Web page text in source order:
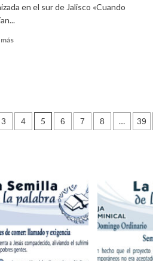
en el sur de Jalisco «Cuando
3 4 5 6 7 8 … 39